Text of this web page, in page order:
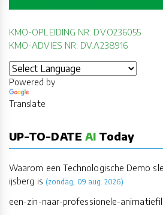
KMO-OPLEIDING NR: DV.O236055
KMO-ADVIES NR: DV.A238916
Powered by
Translate
UP-TO-DATE AI Today
Waarom een Technologische Demo
ijsberg is (zondag, 09 aug. 2026)
een-zin-naar-professionele-